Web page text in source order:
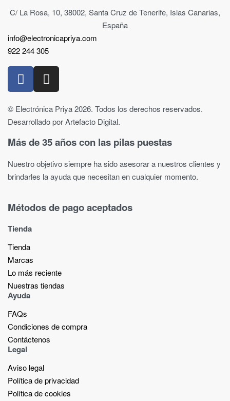
C/ La Rosa, 10, 38002, Santa Cruz de Tenerife, Islas Canarias,
España
info@electronicapriya.com
922 244 305
© Electrónica Priya 2026. Todos los derechos reservados.
Desarrollado por Artefacto Digital.
Más de 35 años con las pilas puestas
Nuestro objetivo siempre ha sido asesorar a nuestros clientes y
brindarles la ayuda que necesitan en cualquier momento.
Métodos de pago aceptados
Tienda
Tienda
Marcas
Lo más reciente​
Nuestras tiendas​
Ayuda
FAQs
Condiciones de compra
Contáctenos
Legal
Aviso legal
Política de privacidad
Política de cookies